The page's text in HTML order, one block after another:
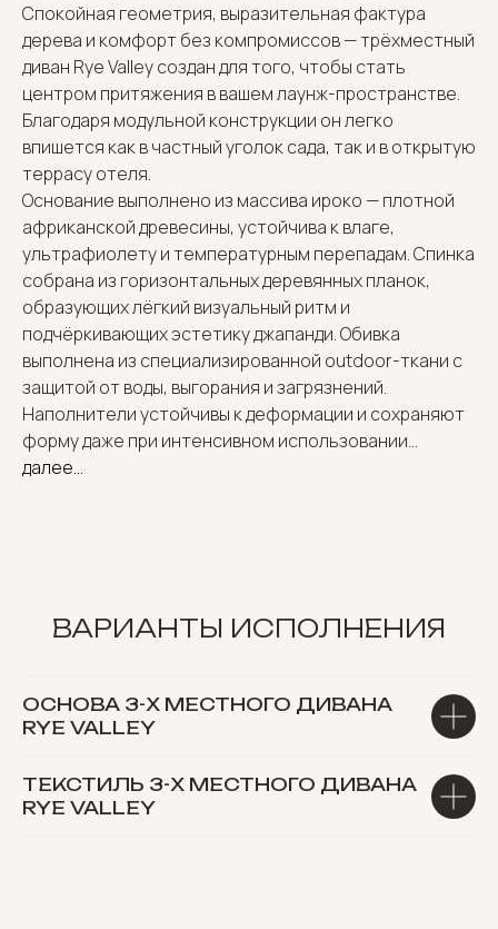
Спокойная геометрия, выразительная фактура
дерева и комфорт без компромиссов — трёхместный
диван Rye Valley создан для того, чтобы стать
центром притяжения в вашем лаунж-пространстве.
Благодаря модульной конструкции он легко
впишется как в частный уголок сада, так и в открытую
террасу отеля.
Основание выполнено из массива ироко — плотной
африканской древесины, устойчива к влаге,
ультрафиолету и температурным перепадам. Спинка
собрана из горизонтальных деревянных планок,
образующих лёгкий визуальный ритм и
подчёркивающих эстетику джапанди. Обивка
выполнена из специализированной outdoor-ткани с
защитой от воды, выгорания и загрязнений.
Наполнители устойчивы к деформации и сохраняют
форму даже при интенсивном использовании...
далее...
ВАРИАНТЫ ИСПОЛНЕНИЯ
ОСНОВА 3-Х МЕСТНОГО ДИВАНА
RYE VALLEY
ТЕКСТИЛЬ 3-Х МЕСТНОГО ДИВАНА
RYE VALLEY